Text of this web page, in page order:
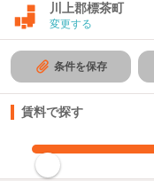
川上郡標茶町
変更する
条件を保存
賃料で探す